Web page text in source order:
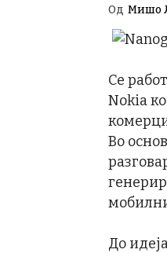
Од Мишо
Се
Nokia
Во
До